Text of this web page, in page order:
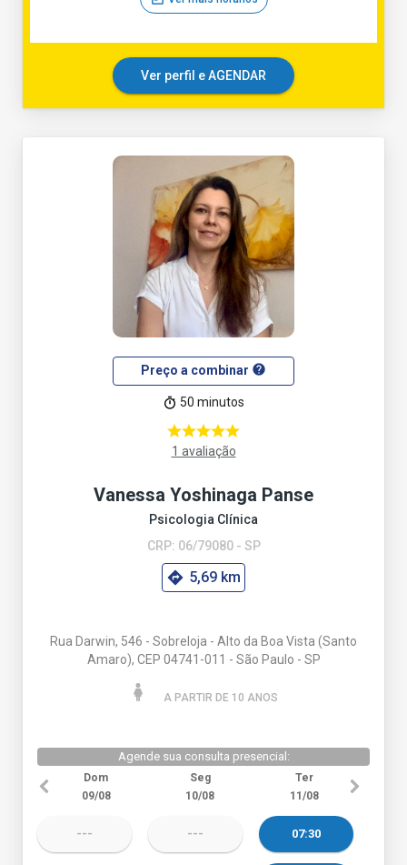
Ver perfil e AGENDAR
Preço a combinar help
50 minutos
1 avaliação
Vanessa Yoshinaga Panse
Psicologia Clínica
CRP: 06/79080 - SP
5,69 km
Rua Darwin, 546 - Sobreloja - Alto da Boa Vista (Santo
Amaro), CEP 04741-011 - São Paulo - SP
A PARTIR DE 10 ANOS
Agende sua consulta presencial:
Dom
09/08
Seg
10/08
Ter
11/08
--- --- 07:30